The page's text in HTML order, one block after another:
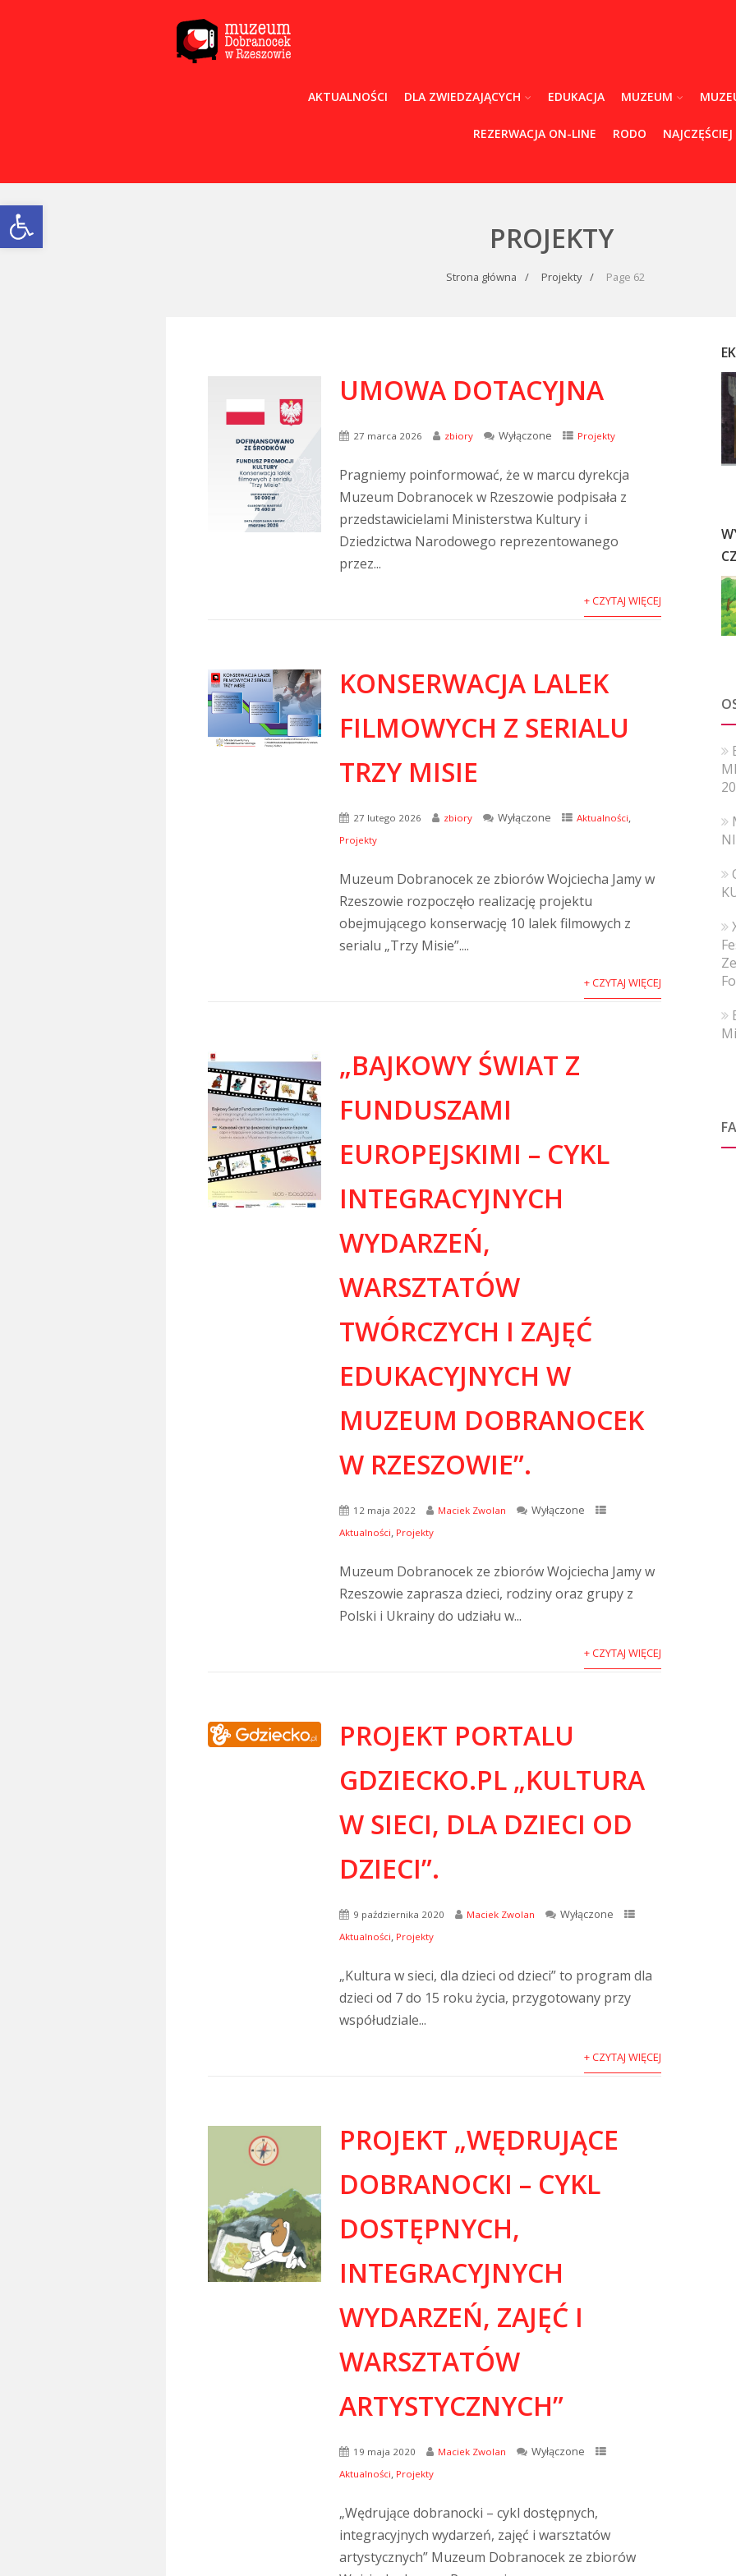
Open toolbar
AKTUALNOŚCI DLA ZWIEDZAJĄCYCH EDUKACJA MUZEUM
REZERWACJA ON-LINE RODO
PROJEKTY
Strona główna Projekty Page 62
UMOWA DOTACYJNA
27 marca 2026 zbiory Wyłączone Projekty
Pragniemy poinformować, że w marcu dyrekcja
Muzeum Dobranocek w Rzeszowie podpisała z
przedstawicielami Ministerstwa Kultury i
Dziedzictwa Narodowego reprezentowanego
przez...
+ CZYTAJ WIĘCEJ
KONSERWACJA LALEK
FILMOWYCH Z SERIALU
TRZY MISIE
27 lutego 2026 zbiory Wyłączone Aktualności,
Projekty
Muzeum Dobranocek ze zbiorów Wojciecha Jamy w
Rzeszowie rozpoczęło realizację projektu
obejmującego konserwację 10 lalek filmowych z
serialu „Trzy Misie”....
+ CZYTAJ WIĘCEJ
„BAJKOWY ŚWIAT Z
FUNDUSZAMI
EUROPEJSKIMI – CYKL
INTEGRACYJNYCH
WYDARZEŃ,
WARSZTATÓW
TWÓRCZYCH I ZAJĘĆ
EDUKACYJNYCH W
MUZEUM DOBRANOCEK
W RZESZOWIE”.
12 maja 2022 Maciek Zwolan Wyłączone
Aktualności, Projekty
Muzeum Dobranocek ze zbiorów Wojciecha Jamy w
Rzeszowie zaprasza dzieci, rodziny oraz grupy z
Polski i Ukrainy do udziału w...
+ CZYTAJ WIĘCEJ
PROJEKT PORTALU
GDZIECKO.PL „KULTURA
W SIECI, DLA DZIECI OD
DZIECI”.
9 października 2020 Maciek Zwolan Wyłączone
Aktualności, Projekty
„Kultura w sieci, dla dzieci od dzieci” to program dla
dzieci od 7 do 15 roku życia, przygotowany przy
współudziale...
+ CZYTAJ WIĘCEJ
PROJEKT „WĘDRUJĄCE
DOBRANOCKI – CYKL
DOSTĘPNYCH,
INTEGRACYJNYCH
WYDARZEŃ, ZAJĘĆ I
WARSZTATÓW
ARTYSTYCZNYCH”
19 maja 2020 Maciek Zwolan Wyłączone
Aktualności, Projekty
„Wędrujące dobranocki – cykl dostępnych,
integracyjnych wydarzeń, zajęć i warsztatów
artystycznych” Muzeum Dobranocek ze zbiorów